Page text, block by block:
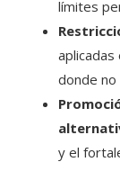
límites
donde
y el